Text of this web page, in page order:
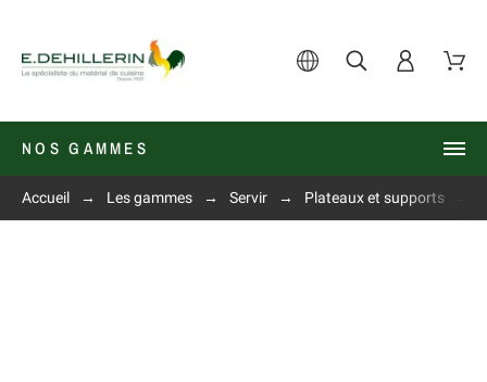
NOS GAMMES
Accueil Les gammes Servir Plateaux et supports